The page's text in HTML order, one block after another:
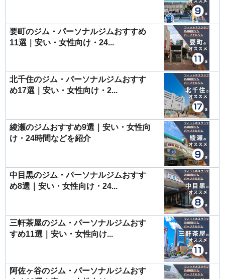
要町のジム・パーソナルジムおすすめ
11選｜安い・女性向け・24...
北千住のジム・パーソナルジムおすす
め17選｜安い・女性向け・2...
綾瀬のジムおすすめ9選｜安い・女性向
け・24時間などを紹介
中目黒のジム・パーソナルジムおすす
め8選｜安い・女性向け・24...
三軒茶屋のジム・パーソナルジムおす
すめ11選｜安い・女性向け...
阿佐ヶ谷のジム・パーソナルジムおす